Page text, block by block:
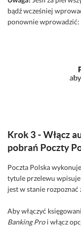
bądź wcześniej
ponownie wprowadzić:
Krok 3 - Włącz
pobrań Poczty
Poczta Polska
tytule przelewu
jest w stanie rozpoznać
Aby włączyć
Banking Proi włącz